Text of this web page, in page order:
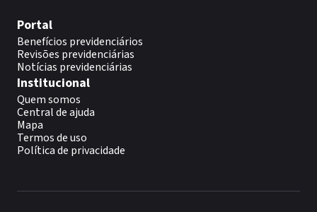
Portal
Benefícios previdenciários
Revisões previdenciárias
Notícias previdenciárias
Institucional
Quem somos
Central de ajuda
Mapa
Termos de uso
Política de privacidade